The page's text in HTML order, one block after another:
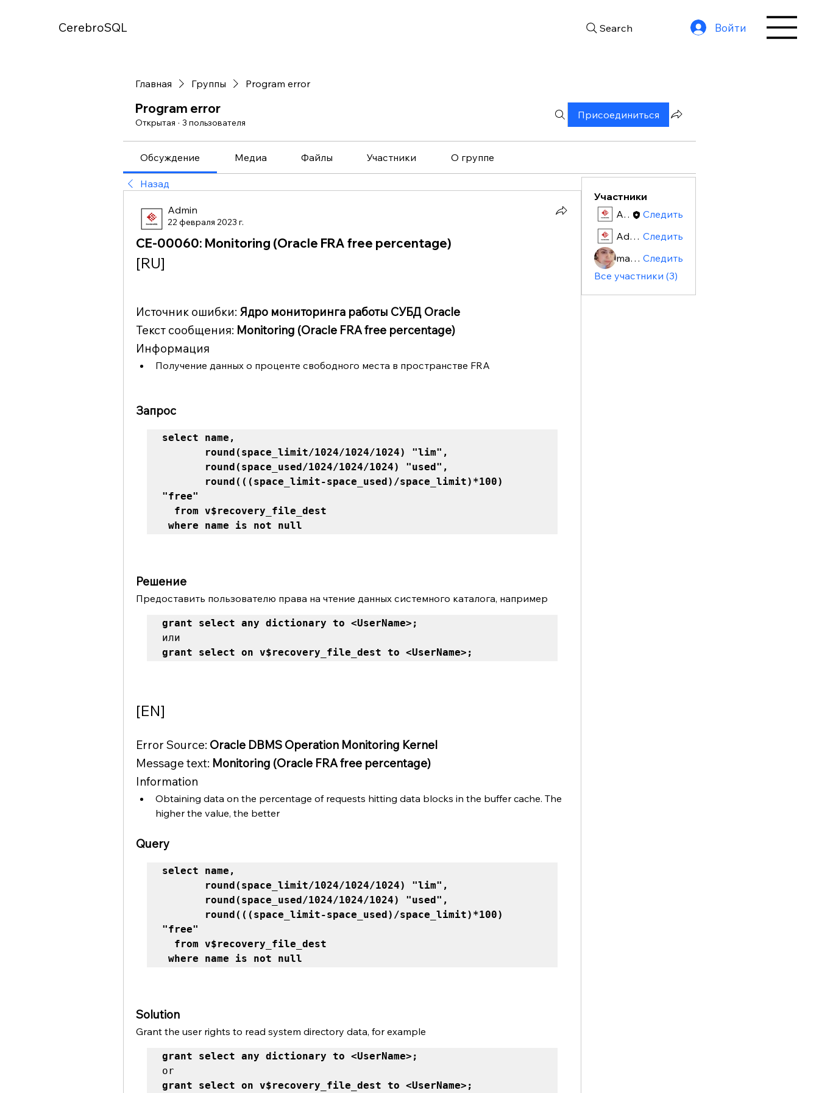
CerebroSQL Search Войти
Главная Группы Program error
Program error
Открытая · 3 пользователя
Присоединиться
Обсуждение Медиа Файлы Участники О группе
Назад
Admin
22 февраля 2023 г.
CE-00060: Monitoring (Oracle FRA free percentage)
[RU]
Источник ошибки: Ядро мониторинга работы СУБД Oracle
Текст сообщения: Monitoring (Oracle FRA free percentage)
Информация
Получение данных о проценте свободного места в пространстве FRA
Запрос
select name,
"free"
where name is not null
Решение
Предоставить пользователю права на чтение данных системного каталога, например
grant select any dictionary to <UserName>;
grant select on v$recovery_file_dest to <UserName>;
[EN]
Error Source: Oracle DBMS Operation Monitoring Kernel
Message text: Monitoring (Oracle FRA free percentage)
Information
Obtaining data on the percentage of requests hitting data blocks in the buffer cache. The
higher the value, the better
Query
select name,
"free"
where name is not null
Solution
Grant the user rights to read system directory data, for example
grant select any dictionary to <UserName>;
grant select on v$recovery_file_dest to <UserName>;
Участники
Admin
Следить
Admin Следить
maryamausworld Следить
Все участники (3)